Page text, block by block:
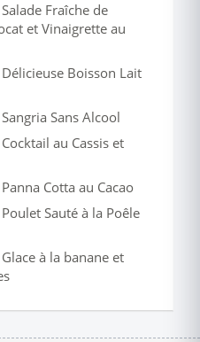
Fraîche de
et Vinaigrette au
Boisson Lait
Sans Alcool
au Cassis et
Cotta au Cacao
Sauté à la Poêle
à la banane et